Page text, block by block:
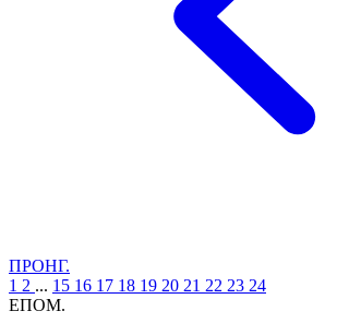
ΠΡΟΗΓ.
1 2 ... 15 16 17 18 19 20 21 22 23 24
ΕΠΟΜ.